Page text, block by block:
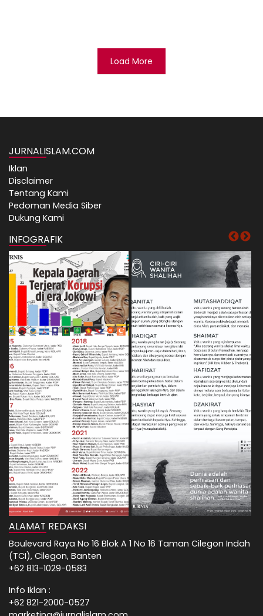
Load More
JURNALISLAM.COM
Iklan
Disclaimer
Tentang Kami
Pedoman Media Siber
Dukung Kami
INFOGRAFIK
ALAMAT REDAKSI
Boulevard Raya No 16 Blok A 1 No 16 Taman Cilegon Indah
(TCI), Cilegon, Banten
+62 813-1029-0583
Info Iklan :
+62 821-2000-0527